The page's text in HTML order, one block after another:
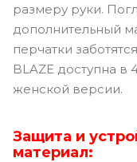
размеру руки.
дополнительный
перчатки
BLAZE доступна в
женской версии.
Защита и
материал: